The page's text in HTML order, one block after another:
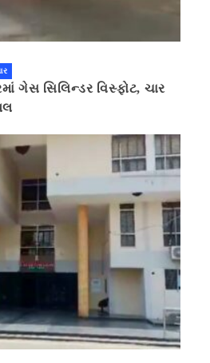
ગેસ સિલિન્ડર વિસ્ફોટ, ચાર